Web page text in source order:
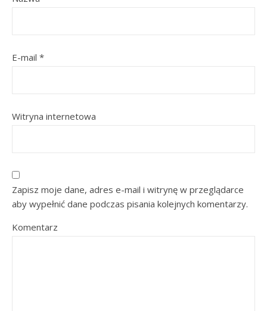
E-mail *
Witryna internetowa
Zapisz moje dane, adres e-mail i witrynę w przeglądarce
aby wypełnić dane podczas pisania kolejnych komentarzy.
Komentarz